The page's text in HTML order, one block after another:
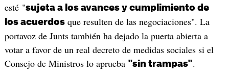
esté "sujeta a los avances y cumplimiento de
los acuerdosque resulten de las negociaciones". La
portavoz de Junts también ha dejado la puerta abierta a
votar a favor de un real decreto de medidas sociales si el
Consejo de Ministros lo aprueba "sin trampas".